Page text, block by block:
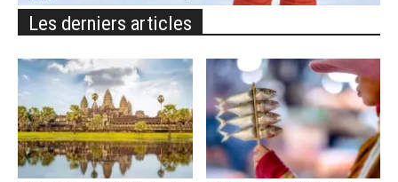
Les derniers articles